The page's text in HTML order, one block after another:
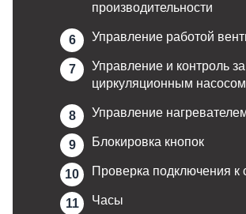
производительности
Управление работой
Управление и контроль за
циркуляционным насосом
Управление
Блокировка кнопок
Проверка подключения к
Часы